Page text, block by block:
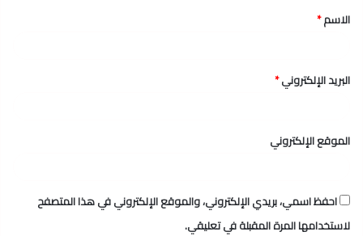
*
الاسم*
البريد الإلكتروني*
الموقع الإلكتروني
احفظ اسمي، بريدي الإلكتروني، والموقع الإلكتروني في هذا المتصفح
لاستخدامها المرة المقبلة في تعليقي.